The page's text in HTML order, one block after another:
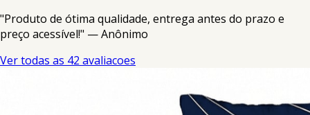
"Produto de ótima qualidade, entrega antes do prazo e
preço acessível!" — Anônimo
Ver todas as 42 avaliacoes